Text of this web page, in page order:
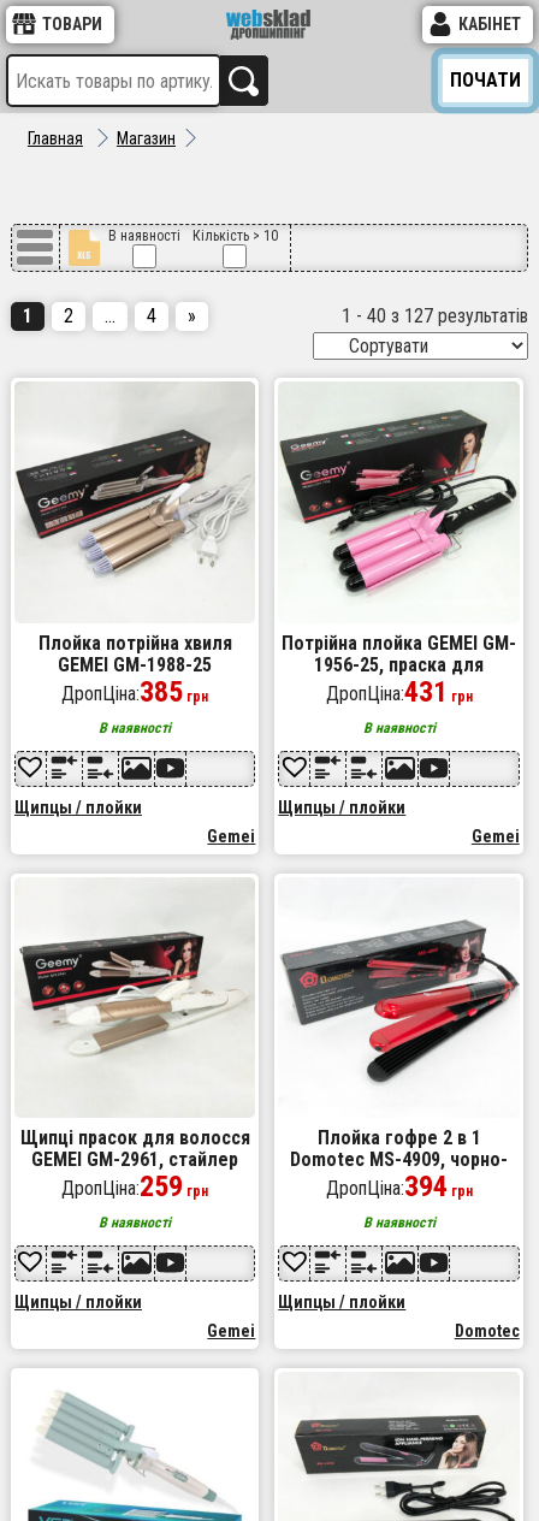
ТОВАРИ КАБІНЕТ
ПОЧАТИ
Главная Магазин
В наявності Кількість > 10
1 2 … 4 » 1 - 40 з 127 результатів
Плойка потрійна хвиля
GEMEI GM-1988-25
керамічне покриття з
регулювань температури
ДропЦіна:385 грн
В наявності
Щипцы / плойки
Gemei
Потрійна плойка GEMEI GM-
1956-25, праска для
завивки волосся, плойка
для прикореневого об'єму
ДропЦіна:431 грн
В наявності
Щипцы / плойки
Gemei
Щипці прасок для волосся
GEMEI GM-2961, стайлер
для завивки, прилад для
завивки волосся, праска
ДропЦіна:259 грн
В наявності
Щипцы / плойки
Gemei
Плойка гофре 2 в 1
Domotec MS-4909, чорно-
червоний, стайлер для
завивки, стайлер для
укладання
ДропЦіна:394 грн
В наявності
Щипцы / плойки
Domotec